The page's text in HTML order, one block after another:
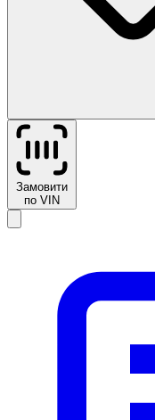
Замовити
по VIN